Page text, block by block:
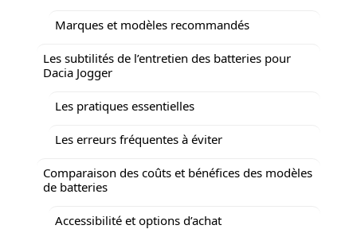
Marques et modèles recommandés
Les subtilités de l’entretien des batteries pour
Dacia Jogger
Les pratiques essentielles
Les erreurs fréquentes à éviter
Comparaison des coûts et bénéfices des modèles
de batteries
Accessibilité et options d’achat